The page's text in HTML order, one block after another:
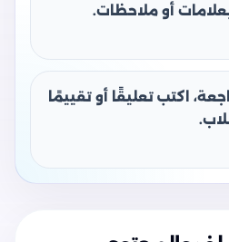
بعلامات أو ملاحظات.
اكتب تعليقًا أو تقييمًا